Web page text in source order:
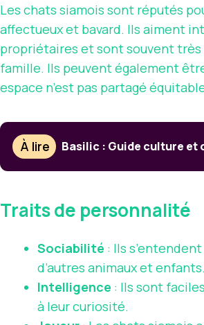
Les chats siamois sont réputés
affectueux et bavard. Ils aiment
propriétaires et sont souvent très
famille. Ils peuvent également
espace n’est pas partagé
À lire Basilic : Guide culture et
Traits de personnalité
Sociabilité : Ils
d’autres animaux et enfants.
Intelligence : Ils sont
à leur curiosité.